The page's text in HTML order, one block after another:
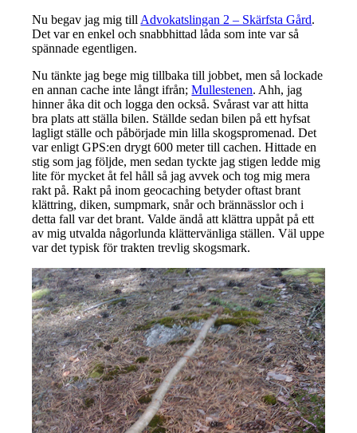
Nu begav jag mig till Advokatslingan 2 – Skärfsta Gård.
Det var en enkel och snabbhittad låda som inte var så
spännade egentligen.
Nu tänkte jag bege mig tillbaka till jobbet, men så lockade
en annan cache inte långt ifrån;Mullestenen. Ahh, jag
hinner åka dit och logga den också. Svårast var att hitta
bra plats att ställa bilen. Ställde sedan bilen på ett hyfsat
lagligt ställe och påbörjade min lilla skogspromenad. Det
var enligt GPS:en drygt 600 meter till cachen. Hittade en
stig som jag följde, men sedan tyckte jag stigen ledde mig
lite för mycket åt fel håll så jag avvek och tog mig mera
rakt på. Rakt på inom geocaching betyder oftast brant
klättring, diken, sumpmark, snår och brännässlor och i
detta fall var det brant. Valde ändå att klättra uppåt på ett
av mig utvalda någorlunda klättervänliga ställen. Väl uppe
var det typisk för trakten trevlig skogsmark.